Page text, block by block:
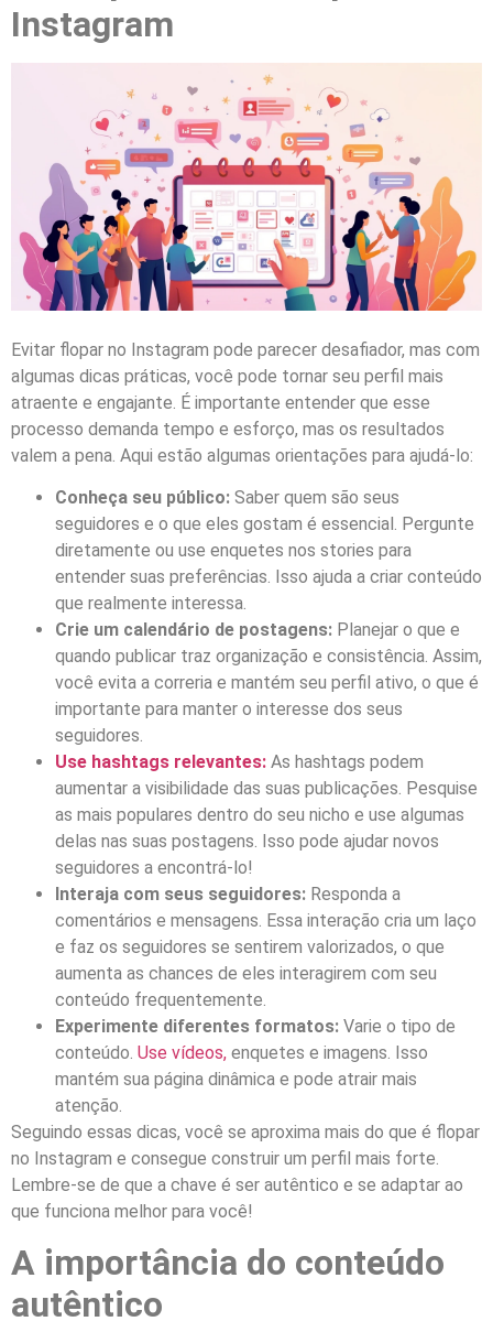
Instagram
Evitar flopar no Instagram pode parecer desafiador, mas com
algumas dicas práticas, você pode tornar seu perfil mais
atraente e engajante. É importante entender que esse
processo demanda tempo e esforço, mas os resultados
valem a pena. Aqui estão algumas orientações para ajudá-lo:
Conheça seu público: Saber quem são seus
seguidores e o que eles gostam é essencial. Pergunte
diretamente ou use enquetes nos stories para
entender suas preferências. Isso ajuda a criar conteúdo
que realmente interessa.
Crie um calendário de postagens: Planejar o que e
quando publicar traz organização e consistência. Assim,
você evita a correria e mantém seu perfil ativo, o que é
importante para manter o interesse dos seus
seguidores.
Use hashtags relevantes: As hashtags podem
aumentar a visibilidade das suas publicações. Pesquise
as mais populares dentro do seu nicho e use algumas
delas nas suas postagens. Isso pode ajudar novos
seguidores a encontrá-lo!
Interaja com seus seguidores: Responda a
comentários e mensagens. Essa interação cria um laço
e faz os seguidores se sentirem valorizados, o que
aumenta as chances de eles interagirem com seu
conteúdo frequentemente.
Experimente diferentes formatos: Varie o tipo de
conteúdo. Use vídeos, enquetes e imagens. Isso
mantém sua página dinâmica e pode atrair mais
atenção.
Seguindo essas dicas, você se aproxima mais do que é flopar
no Instagram e consegue construir um perfil mais forte.
Lembre-se de que a chave é ser autêntico e se adaptar ao
que funciona melhor para você!
A importância do conteúdo
autêntico